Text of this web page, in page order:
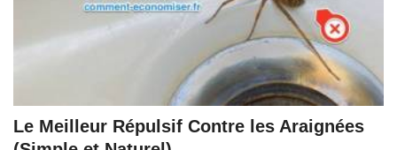
Le Meilleur Répulsif Contre les Araignées